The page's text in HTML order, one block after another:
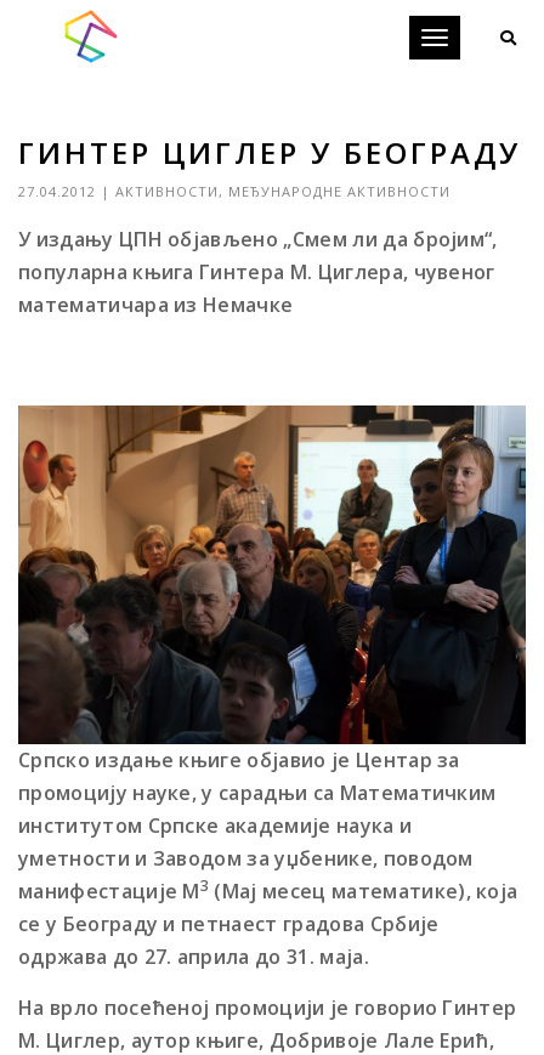
Toggle
ГИНТЕР ЦИГЛЕР У БЕОГРАДУ
27.04.2012 | АКТИВНОСТИ, МЕЂУНАРОДНЕ АКТИВНОСТИ
У издању ЦПН објављено „Смем ли да бројим“,
популарна књига Гинтера M. Циглера, чувеног
математичара из Немачке
Српско издање књиге обjавио jе Центар за
промоциjу науке, у сарадњи са Математичким
институтом Српске академиjе наука и
уметности и Заводом за уџбенике, поводом
манифестациjе М3 (Маj месец математике), коjа
се у Београду и петнаест градова Србиjе
одржава до 27. априла до 31. маjа.
На врло посећеној промоциjи је говорио Гинтер
M. Циглер, аутор књиге, Добривоjе Лале Ерић,